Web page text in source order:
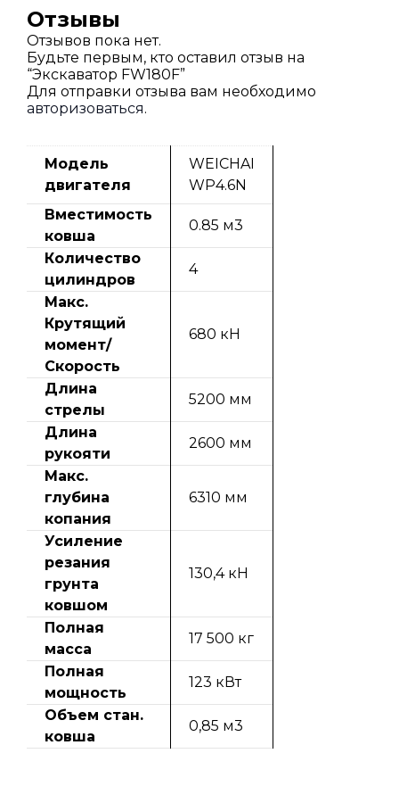
Отзывы
Отзывов пока нет.
Будьте первым, кто оставил отзыв на
“Экскаватор FW180F”
Для отправки отзыва вам необходимо
авторизоваться.
Модель
двигателя
WEICHAI
WP4.6N
Вместимость
ковша
0.85 м3
Количество
цилиндров
4
Макс.
Крутящий
момент/
Скорость
680 кН
Длина
стрелы
5200 мм
Длина
рукояти
2600 мм
Макс.
глубина
копания
6310 мм
Усиление
резания
грунта
ковшом
130,4 кН
Полная
масса
17 500 кг
Полная
мощность
123 кВт
Объем стан.
ковша
0,85 м3